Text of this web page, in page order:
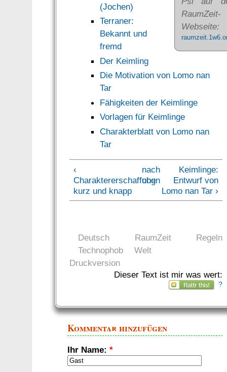
Raum­Zeit-
Webseite:
(Jochen)
Terraner:
Bekannt und
fremd
Der Keimling
Die Motivation von Lomo nan
Tar
Fähigkeiten der Keimlinge
Vorlagen für Keimlinge
Charakterblatt von Lomo nan
Tar
‹
Charaktererschaffung
kurz und knapp
nach
oben
Keimlinge:
Entwurf von
Lomo nan Tar ›
Deutsch RaumZeit
Regeln
Technophob
Welt
Druckversion
Dieser Text ist mir was wert:
?
Kommentar hinzufügen
Ihr Name: *